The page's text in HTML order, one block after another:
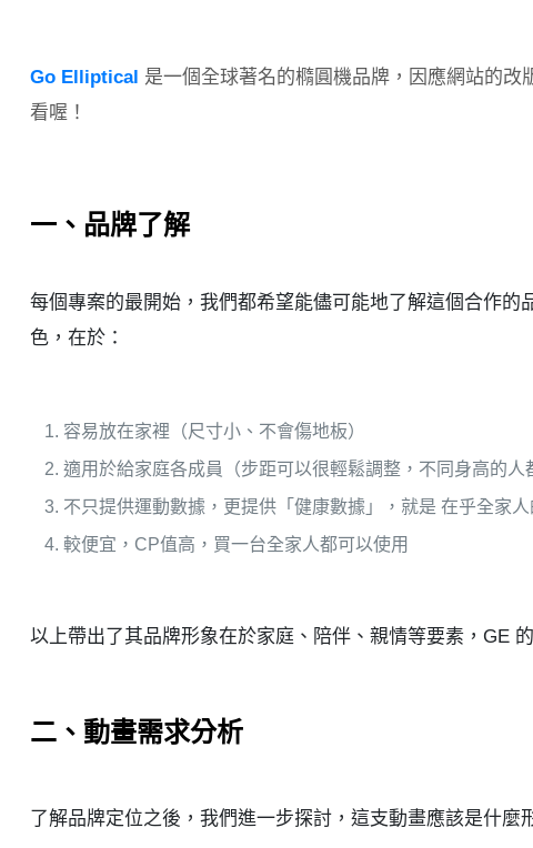
Go Elliptical 是一個全球著名的橢圓機品牌，因應網站的
看喔！
一、品牌了解
每個專案的最開始，我們都希望能儘可能地了解這個合作
色，在於：
容易放在家裡（尺寸小、不會傷地板）
適用於給家庭各成員（步距可以很輕鬆調整，不同身高的人
不只提供運動數據，更提供「健康數據」，就是 在乎全家
較便宜，CP值高，買一台全家人都可以使用
以上帶出了其品牌形象在於家庭、陪伴、親情等要素，GE
二、動畫需求分析
了解品牌定位之後，我們進一步探討，這支動畫應該是什